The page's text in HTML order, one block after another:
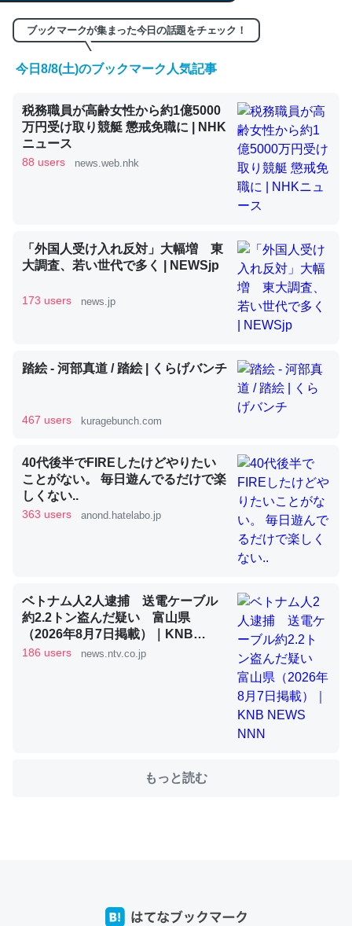
くらい。小説でいう「ずっと前の伏線」は回収されないけ
ど、短期記憶というには多い分量。進化すればするほど分
─GPTの仕組みと限界についての考察（１） - conceptualization
昆虫ってカルシウム少ないのか。知らんかった。調べたら
コオロギのカルシウム分はエビの600分の1程度。
論文では「淡水はカルシウムも酸素も不足してて両方に不
いる鋏角類（カブトガニ・ウミグモ）はカルシウムを使わ
ずキチンを強化してる筈だが、酵素が違うのか？
─ニュース :: 【研究発表】昆虫学の大問題＝「昆虫はなぜ海にいな
いのか」に関する新仮説
これを元に考えるとカルシウムを大量に使う脊椎動物と貝
類は苦労してるんだな…。腹足類だと殻を無くしてナメク
ジになったり努力してるし。
─ニュース :: 【研究発表】昆虫学の大問題＝「昆虫はなぜ海にいな
ブックマークが集まった今日の話題をチェック！
今日8/8(土)のブックマーク人気記事
税務職員が高齢女性から約1億5000
万円受け取り競艇 懲戒免職に | NHK
ニュース
88 users news.web.nhk
「外国人受け入れ反対」大幅増 東
大調査、若い世代で多く | NEWSjp
173 users news.jp
踏絵 - 河部真道 / 踏絵 | くらげバンチ
467 users kuragebunch.com
40代後半でFIREしたけどやりたい
ことがない。 毎日遊んでるだけで楽
しくない..
363 users anond.hatelabo.jp
ベトナム人2人逮捕 送電ケーブル
約2.2トン盗んだ疑い 富山県
（2026年8月7日掲載）｜KNB
NEWS NNN
186 users news.ntv.co.jp
もっと読む